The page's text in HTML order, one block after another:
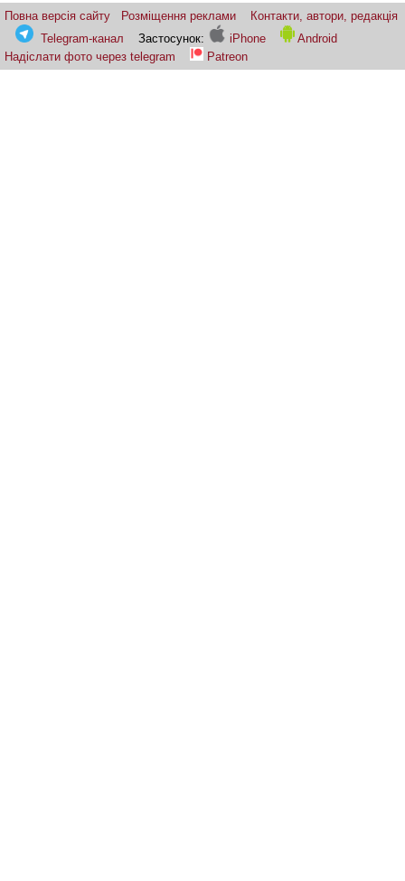
Повна версія сайту Розміщення реклами
Контакти, автори, редакція
Telegram-канал
Застосунок: iPhone
Android
Надіслати фото через telegram
Patreon